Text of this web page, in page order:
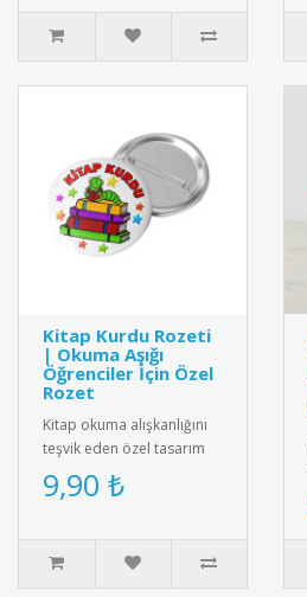
Kitap Kurdu Rozeti
| Okuma Aşığı
Öğrenciler İçin Özel
Rozet
Kitap okuma alışkanlığını
teşvik eden özel tasarım
rozet. Okuma sevgisini
yansıtan şık ve anlamlı bi..
9,90 ₺